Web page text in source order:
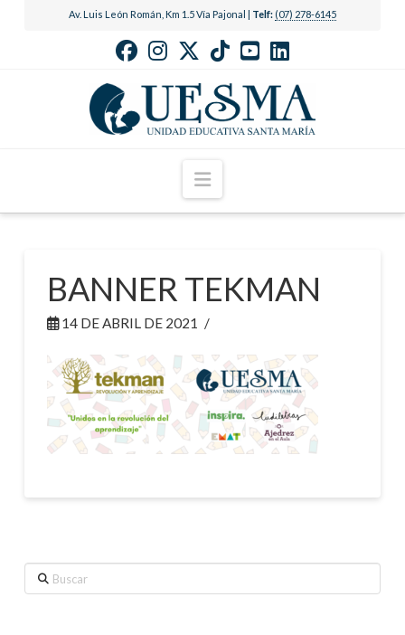
Av. Luis León Román, Km 1.5 Vía Pajonal | Telf: (07) 278-6145
Navigation
BANNER TEKMAN
14 DE ABRIL DE 2021
Buscar